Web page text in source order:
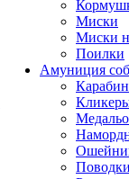
Миски
Миски
Поилки
Амуниция